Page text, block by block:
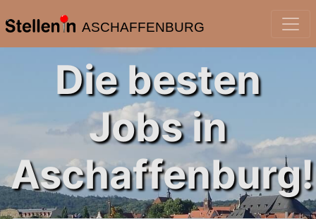
ASCHAFFENBURG
Die besten
Jobs in
Aschaffenburg!